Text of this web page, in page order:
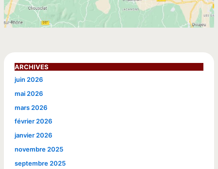
ARCHIVES
juin 2026
mai 2026
mars 2026
février 2026
janvier 2026
novembre 2025
septembre 2025